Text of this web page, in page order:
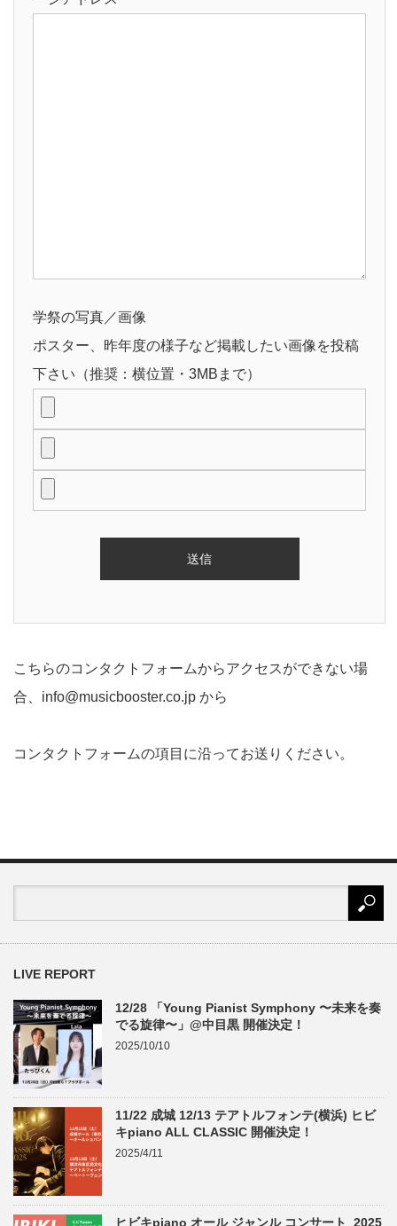
学祭の写真／画像
ポスター、昨年度の様子など掲載したい画像を投稿
下さい（推奨：横位置・3MBまで）
こちらのコンタクトフォームからアクセスができない場
合、 info@musicbooster.co.jp から
コンタクトフォームの項目に沿ってお送りください。
LIVE REPORT
12/28 「Young Pianist Symphony 〜未来を奏
でる旋律〜」@中目黒 開催決定！
2025/10/10
11/22 成城 12/13 テアトルフォンテ(横浜) ヒビ
キpiano ALL CLASSIC 開催決定！
2025/4/11
ヒビキpiano オール ジャンル コンサート 2025